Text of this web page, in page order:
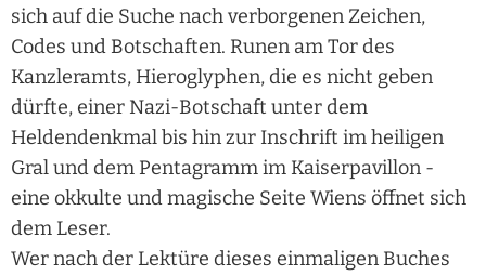
sich auf die Suche nach verborgenen Zeichen,
Codes und Botschaften. Runen am Tor des
Kanzleramts, Hieroglyphen, die es nicht geben
dürfte, einer Nazi-Botschaft unter dem
Heldendenkmal bis hin zur Inschrift im heiligen
Gral und dem Pentagramm im Kaiserpavillon -
eine okkulte und magische Seite Wiens öffnet sich
dem Leser.
Wer nach der Lektüre dieses einmaligen Buches